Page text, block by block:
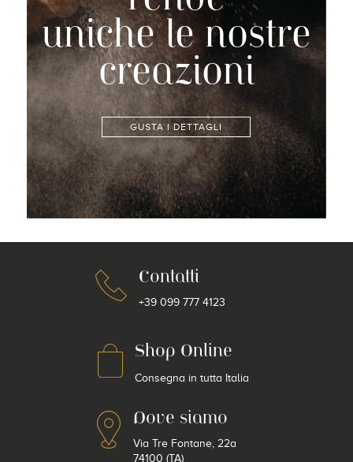
uniche le nostre
creazioni
GUSTA I DETTAGLI
Contatti
+39 099 777 4123
Shop Online
Consegna in tutta Italia
Dove siamo
Via Tre Fontane, 22a
74100 (TA)